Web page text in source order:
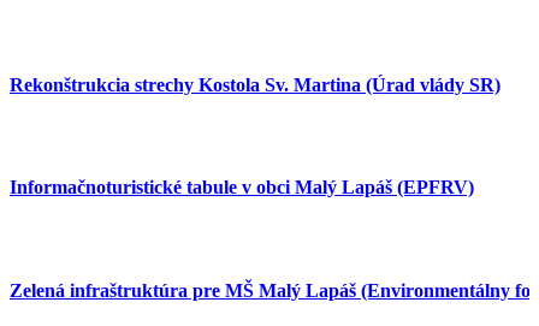
Rekonštrukcia strechy Kostola Sv. Martina (Úrad vlády SR)
Informačnoturistické tabule v obci Malý Lapáš (EPFRV)
Zelená infraštruktúra pre MŠ Malý Lapáš (Environmentálny